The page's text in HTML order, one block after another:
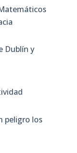
Dublín y
peligro los